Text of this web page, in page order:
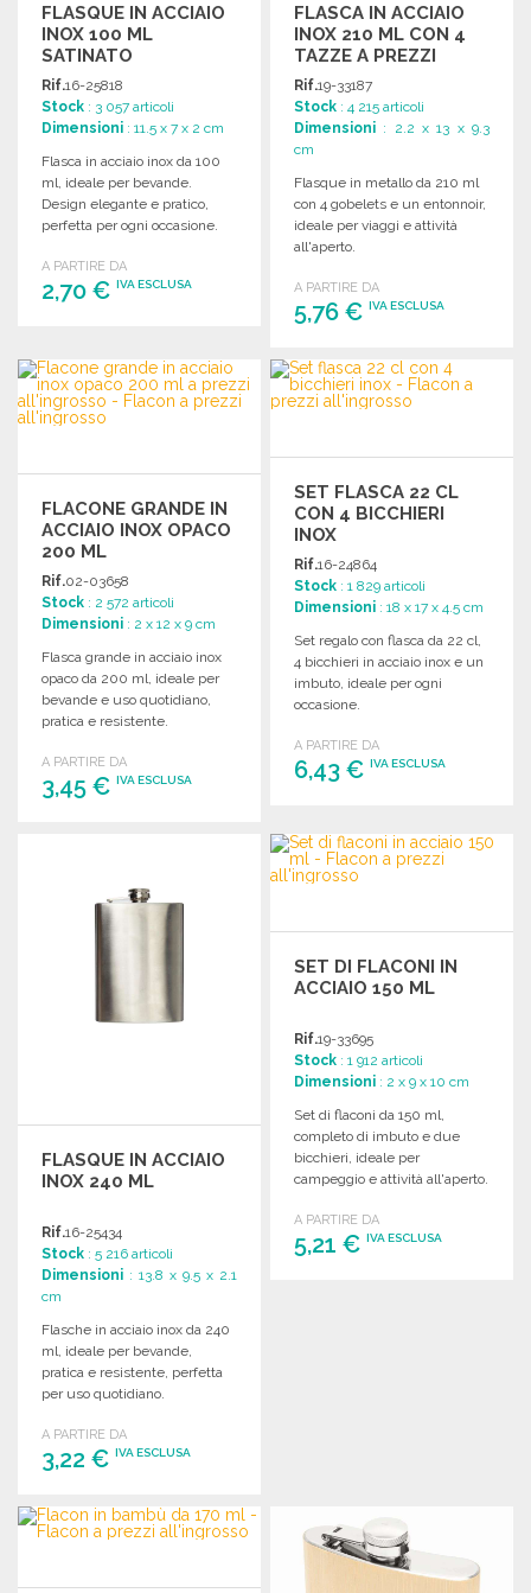
FLASQUE IN ACCIAIO
INOX 100 ML
SATINATO
Rif.16-25818
Stock : 3 057 articoli
Dimensioni : 11.5 x 7 x 2 cm
Flasca in acciaio inox da 100
ml, ideale per bevande.
Design elegante e pratico,
perfetta per ogni occasione.
A PARTIRE DA
2,70 € IVA ESCLUSA
Richiedi un preventivo
FLASCA IN ACCIAIO
INOX 210 ML CON 4
TAZZE A PREZZI
ALL'INGROSSO
Rif.19-33187
Stock : 4 215 articoli
Dimensioni : 2.2 x 13 x 9.3
cm
Flasque in metallo da 210 ml
con 4 gobelets e un entonnoir,
ideale per viaggi e attività
all'aperto.
A PARTIRE DA
5,76 €IVA ESCLUSA
ORDINARE
Richiedi un preventivo
FLACONE GRANDE IN
ACCIAIO INOX OPACO
200 ML
Rif.02-03658
Stock : 2 572 articoli
Dimensioni : 2 x 12 x 9 cm
Flasca grande in acciaio inox
opaco da 200 ml, ideale per
bevande e uso quotidiano,
pratica e resistente.
A PARTIRE DA
3,45 € IVA ESCLUSA
SET FLASCA 22 CL
CON 4 BICCHIERI
INOX
Rif.16-24864
Stock : 1 829 articoli
Dimensioni : 18 x 17 x 4.5 cm
Set regalo con flasca da 22 cl,
4 bicchieri in acciaio inox e un
imbuto, ideale per ogni
occasione.
A PARTIRE DA
6,43 €IVA ESCLUSA
Richiedi un preventivo
FLASQUE IN ACCIAIO
INOX 240 ML
Rif.16-25434
Stock : 5 216 articoli
Dimensioni : 13.8 x 9.5 x 2.1
cm
Flasche in acciaio inox da 240
ml, ideale per bevande,
pratica e resistente, perfetta
per uso quotidiano.
A PARTIRE DA
3,22 € IVA ESCLUSA
ORDINARE
Richiedi un preventivo
SET DI FLACONI IN
ACCIAIO 150 ML
Rif.19-33695
Stock : 1 912 articoli
Dimensioni : 2 x 9 x 10 cm
Set di flaconi da 150 ml,
completo di imbuto e due
bicchieri, ideale per
campeggio e attività all'aperto.
A PARTIRE DA
5,21 €IVA ESCLUSA